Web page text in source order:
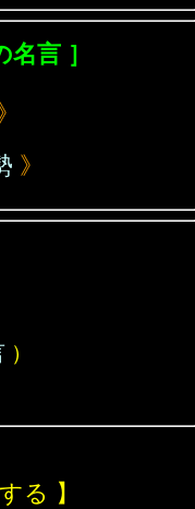
名言 ］
》
）
る 】